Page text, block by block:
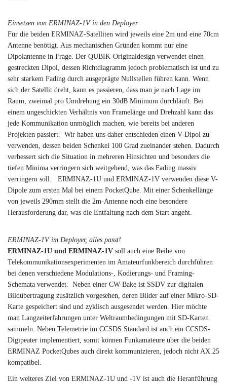
Einsetzen von ERMINAZ-1V in den Deployer
Für die beiden ERMINAZ-Satelliten wird jeweils eine 2m und eine 70cm
Antenne benötigt. Aus mechanischen Gründen kommt nur eine
Dipolantenne in Frage. Der QUBIK-Originaldesign verwendet einen
gestreckten Dipol, dessen Richtdiagramm jedoch problematisch ist und zu
sehr starkem Fading durch ausgeprägte Nullstellen führen kann. Wenn
sich der Satellit dreht, kann es passieren, dass man je nach Lage im
Raum, zweimal pro Umdrehung ein 30dB Minimum durchläuft. Bei
einem ungeschickten Verhältnis von Framelänge und Drehzahl kann das
jede Kommunikation unmöglich machen, wie bereits bei anderen
Projekten passiert. Wir haben uns daher entschieden einen V-Dipol zu
verwenden, dessen beiden Schenkel 100 Grad zueinander stehen. Dadurch
verbessert sich die Situation in mehreren Hinsichten und besonders die
tiefen Minima verringern sich weitgehend, was das Fading massiv
verringern soll. ERMINAZ-1U und ERMINAZ-1V verwenden diese V-
Dipole zum ersten Mal bei einem PocketQube. Mit einer Schenkellänge
von jeweils 290mm stellt die 2m-Antenne noch eine besondere
Herausforderung dar, was die Entfaltung nach dem Start angeht.
ERMINAZ-1V im Deployer, alles passt!
ERMINAZ-1U und ERMINAZ-1V soll auch eine Reihe von
Telekommunikationsexperimenten im Amateurfunkbereich durchführen
bei denen verschiedene Modulations-, Kodierungs- und Framing-
Schemata verwendet. Neben einer CW-Bake ist SSDV zur digitalen
Bildübertragung zusätzlich vorgesehen, deren Bilder auf einer Mikro-SD-
Karte gespeichert sind und zyklisch ausgesendet werden. Hier möchte
man Langzeiterfahrungen unter Weltraumbedingungen mit SD-Karten
sammeln. Neben Telemetrie im CCSDS Standard ist auch ein CCSDS-
Digipeater implementiert, somit können Funkamateure über die beiden
ERMINAZ PocketQubes auch direkt kommunizieren, jedoch nicht AX.25
kompatibel.
Ein weiteres Ziel von ERMINAZ-1U und -1V ist auch die Heranführung